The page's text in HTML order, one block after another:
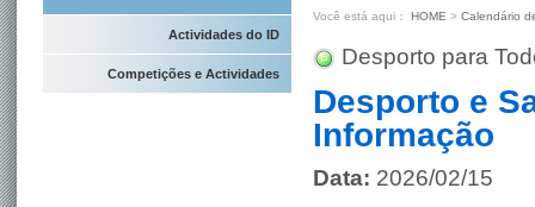
Actividades do ID
Competições e Actividades
Você está aqui： HOME > Calendário
Desporto para
Desporto e
Informação
Data: 2026/02/15